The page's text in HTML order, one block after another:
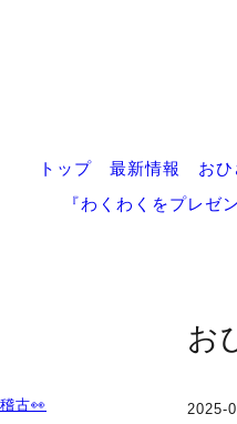
トップ 最新情報 お
『わくわくをプレゼ
お
2025-
古👀